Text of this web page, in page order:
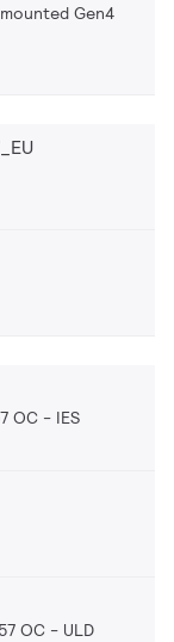
Gen4
OC IES
OC ULD